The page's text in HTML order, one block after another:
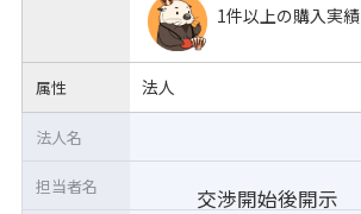
1件以上の購入実績
属性 法人
交渉開始後開示
法人名
担当者名